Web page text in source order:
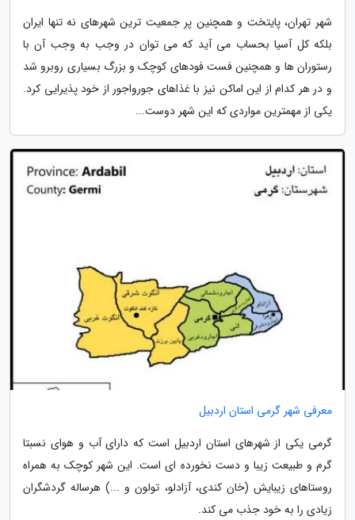
شهر تهران، پایتخت و همچنین پر جمعیت ترین شهرهای نه تنها ایران
بلکه کل آسیا بحساب می آید که می توان در وجب به وجب آن با
رستوران ها و همچنین فست فودهای کوچک و بزرگ بسیاری روبرو شد
و در هر کدام از این اماکن نیز با غذاهای جورواجور از خود پذیرایی کرد.
یکی از مهمترین مواردی که این شهر دوست...
معرفی شهر گرمی استان اردبیل
گرمی یکی از شهرهای استان اردبیل است که دارای آب و هوای نسبتا
گرم و طبیعت زیبا و دست نخورده ای است. این شهر کوچک به همراه
روستاهای زیبایش (خان کندی، آزادلو، تولون و ...) هرساله گردشگران
زیادی را به خود جذب می کند.